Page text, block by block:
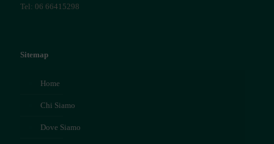
Tel: 06 66415298
Sitemap
Home
Chi Siamo
Dove Siamo